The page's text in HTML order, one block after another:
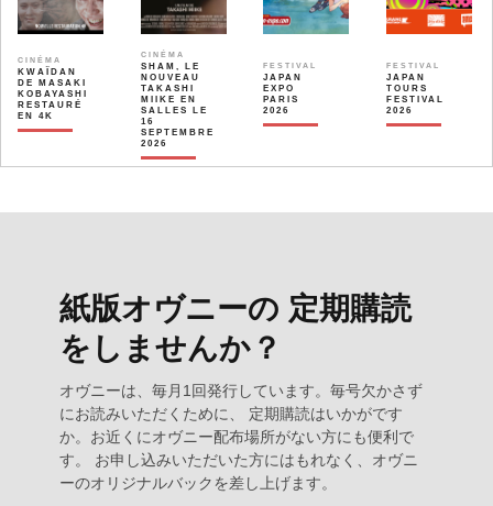
CINÉMA
KWAÏDAN
DE MASAKI
KOBAYASHI
RESTAURÉ
EN 4K
CINÉMA
SHAM, LE
NOUVEAU
TAKASHI
MIIKE EN
SALLES LE
16
SEPTEMBRE
2026
FESTIVAL
JAPAN
EXPO
PARIS
2026
FESTIVAL
JAPAN
TOURS
FESTIVAL
2026
紙版オヴニーの 定期購読
をしませんか？
オヴニーは、毎月1回発行しています。毎号欠かさず
にお読みいただくために、 定期購読はいかがです
か。お近くにオヴニー配布場所がない方にも便利で
す。 お申し込みいただいた方にはもれなく、オヴニ
ーのオリジナルバックを差し上げます。